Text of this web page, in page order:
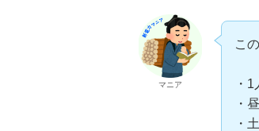
マニア
こ
・
・
・